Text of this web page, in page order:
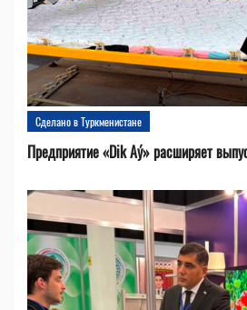
Сделано в Туркменистане
Предприятие «Dik Aý» расширяет